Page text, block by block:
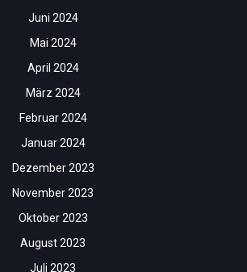
Juni 2024
Mai 2024
April 2024
März 2024
Februar 2024
Januar 2024
Dezember 2023
November 2023
Oktober 2023
August 2023
Juli 2023